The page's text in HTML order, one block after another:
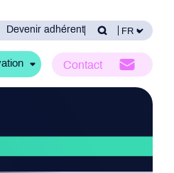
Devenir adhérent
Contact